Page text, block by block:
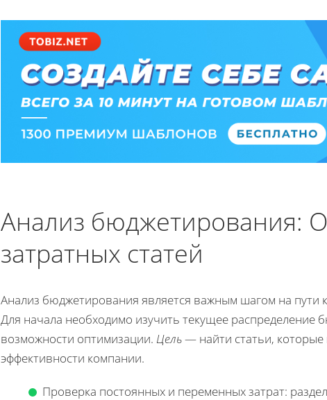
Анализ бюджетирования:
затратных статей
Анализ бюджетирования является важным шагом на пути
Для начала необходимо изучить текущее распределение
возможности оптимизации. Цель— найти статьи,
эффективности компании.
Проверка постоянных и переменных затрат: